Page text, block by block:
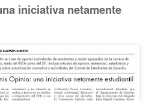
iniciativa netamente